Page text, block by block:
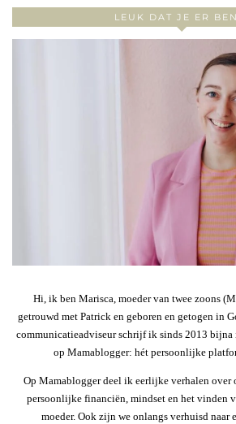
LEUK DAT JE ER
Hi, ik ben Marisca, moeder van twee zoons
getrouwd met Patrick en geboren en getogen in
communicatieadviseur schrijf ik sinds 2013 bijna
op Mamablogger: hét persoonlijke
Op Mamablogger deel ik eerlijke verhalen over
persoonlijke financiën, mindset en het vinden
moeder. Ook zijn we onlangs verhuisd naar